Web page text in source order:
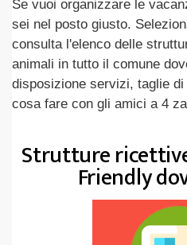
Se vuoi organizzare le
sei nel posto giusto.
consulta l'elenco delle
animali in tutto il comune
disposizione servizi, taglie
cosa fare con gli amici a 4
Strutture
Friendly